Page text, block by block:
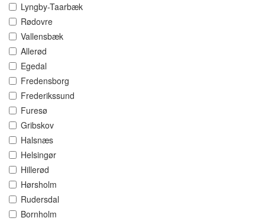
Lyngby-Taarbæk
Rødovre
Vallensbæk
Allerød
Egedal
Fredensborg
Frederikssund
Furesø
Gribskov
Halsnæs
Helsingør
Hillerød
Hørsholm
Rudersdal
Bornholm